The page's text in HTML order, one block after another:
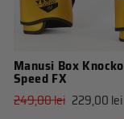
Manusi Box
Speed FX
Pret
249,00 lei Pret
229,00 lei